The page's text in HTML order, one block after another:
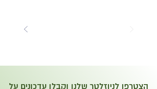
הצטרפו לניוזלטר שלנו וקבלו עדכונים על